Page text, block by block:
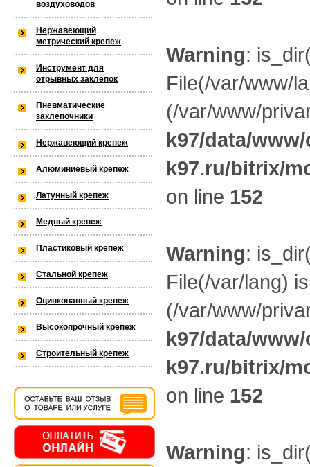
Warning:
File(/var/www/
(/var/www/
k97/data/
k97.ru/bitrix/
on line 152
Warning:
File(/var/lang)
(/var/www/
k97/data/
k97.ru/bitrix/
on line 152
Warning:
воздуховодов
Нержавеющий
метрический крепеж
Инструмент для
отрывных заклепок
Пневматические
заклепочники
Нержавеющий крепеж
Алюминиевый крепеж
Латунный крепеж
Медный крепеж
Пластиковый крепеж
Стальной крепеж
Оцинкованный крепеж
Высокопрочный крепеж
Строительный крепеж
Warning: is_dir(): open_basedir
k97/lang) is not within the
/var/www/privarka-k97/data/
k97.ru/bitrix/modules/main/lib/
Warning: is_dir(): open_basedir
not within the allowed path(s): (/
/var/www/privarka-k97/data/
k97.ru/bitrix/modules/main/lib/
Warning: is_dir(): open_basedir
within the allowed path(s): (/var/
/var/www/privarka-k97/data/
k97.ru/bitrix/modules/main/lib/
Warning: is_dir(): open_basedir